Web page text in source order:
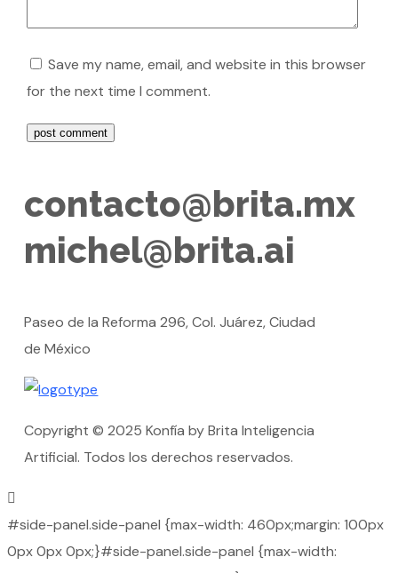
Save my name, email, and website in this browser
for the next time I comment.
post comment
contacto@brita.mx
michel@brita.ai
Paseo de la Reforma 296, Col. Juárez, Ciudad
de México
Copyright © 2025 Konfía by Brita Inteligencia
Artificial. Todos los derechos reservados.
#side-panel.side-panel {max-width: 460px;margin: 100px
0px 0px 0px;}#side-panel.side-panel {max-width: